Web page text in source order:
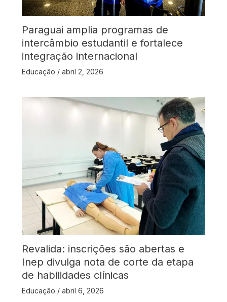
Paraguai amplia programas de
intercâmbio estudantil e fortalece
integração internacional
Educação / abril 2, 2026
Revalida: inscrições são abertas e
Inep divulga nota de corte da etapa
de habilidades clínicas
Educação / abril 6, 2026